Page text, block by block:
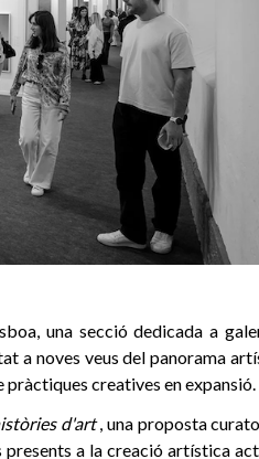
una secció dedicada a
a noves veus del panorama
creatives en expansió.
d'art, una proposta
a la creació artística